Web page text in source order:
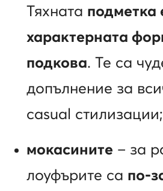
Тяхната подметка
характерната
подкова. Те са
допълнение за
casual стилизации;
мокасините – за
лоуфърите са по-